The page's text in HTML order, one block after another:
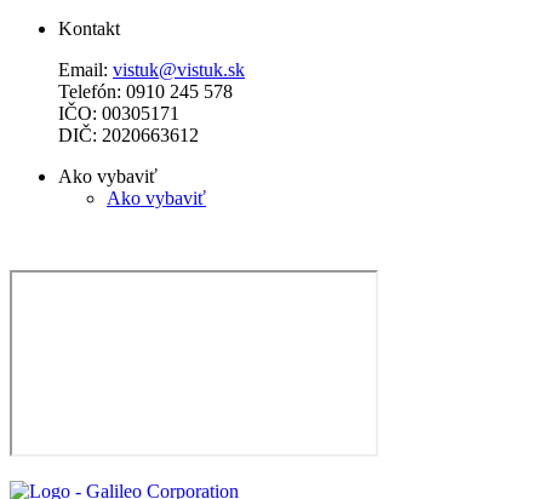
Kontakt
Email: vistuk@vistuk.sk
Telefón: 0910 245 578
IČO: 00305171
DIČ: 2020663612
Ako vybaviť
Ako vybaviť